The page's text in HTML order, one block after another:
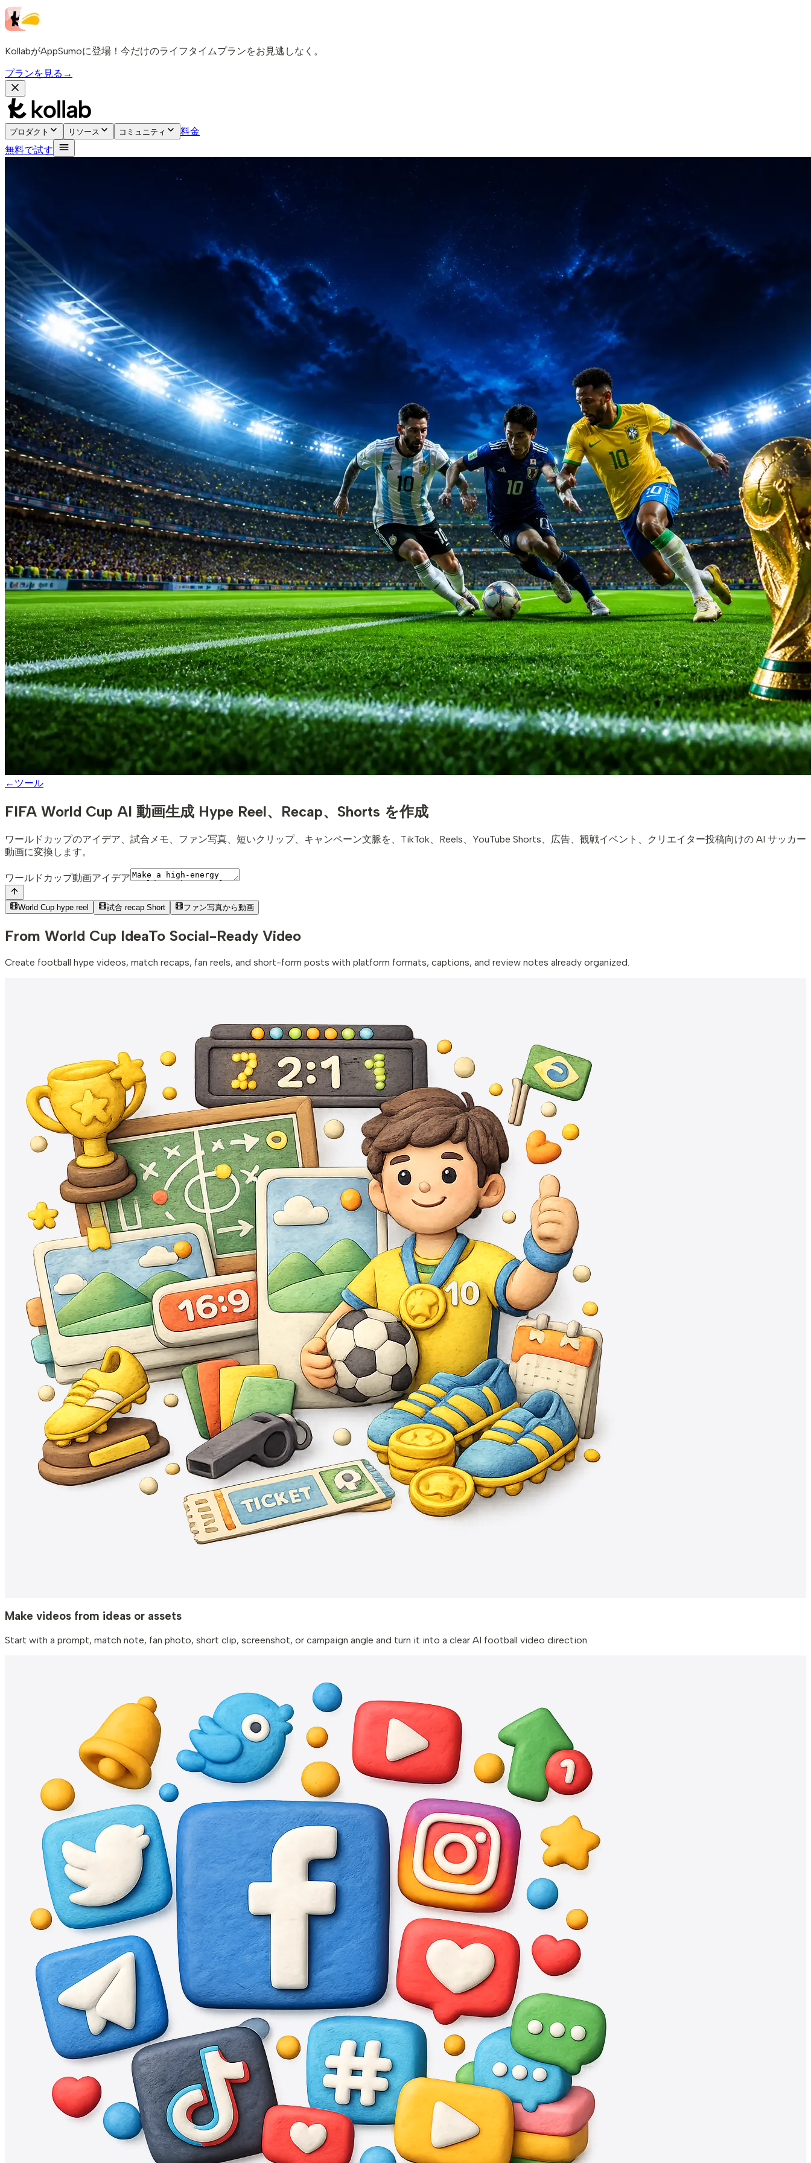
KollabがAppSumoに登場！今だけのライフタイムプランをお見逃しなく。
プランを見る →
プロダクト リソース コミュニティ
料金
無料で試す
← ツール
FIFA World Cup AI 動画生成 Hype Reel、Recap、Shorts を作成
ワールドカップのアイデア、試合メモ、ファン写真、短いクリップ、キャンペーン文脈を、TikTok、Reels、YouTube Shorts、広告、観戦イベント、クリエイター投稿向けの AI サッカー
動画に変換します。
ワールドカップ動画アイデア
World Cup hype reel 試合 recap Short ファン写真から動画
From World Cup IdeaTo Social-Ready Video
Create football hype videos, match recaps, fan reels, and short-form posts with platform formats, captions, and review notes already organized.
Make videos from ideas or assets
Start with a prompt, match note, fan photo, short clip, screenshot, or campaign angle and turn it into a clear AI football video direction.